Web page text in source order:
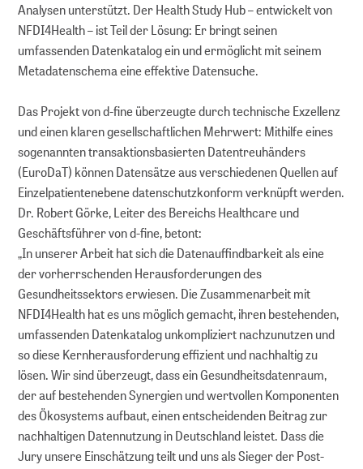
Analysen unterstützt. Der Health Study Hub – entwickelt von
NFDI4Health – ist Teil der Lösung: Er bringt seinen
umfassenden Datenkatalog ein und ermöglicht mit seinem
Metadatenschema eine effektive Datensuche.
Das Projekt von d-fine überzeugte durch technische Exzellenz
und einen klaren gesellschaftlichen Mehrwert: Mithilfe eines
sogenannten transaktionsbasierten Datentreuhänders
(EuroDaT) können Datensätze aus verschiedenen Quellen auf
Einzelpatientenebene datenschutzkonform verknüpft werden.
Dr. Robert Görke, Leiter des Bereichs Healthcare und
Geschäftsführer von d-fine, betont:
„In unserer Arbeit hat sich die Datenauffindbarkeit als eine
der vorherrschenden Herausforderungen des
Gesundheitssektors erwiesen. Die Zusammenarbeit mit
NFDI4Health hat es uns möglich gemacht, ihren bestehenden,
umfassenden Datenkatalog unkompliziert nachzunutzen und
so diese Kernherausforderung effizient und nachhaltig zu
lösen. Wir sind überzeugt, dass ein Gesundheitsdatenraum,
der auf bestehenden Synergien und wertvollen Komponenten
des Ökosystems aufbaut, einen entscheidenden Beitrag zur
nachhaltigen Datennutzung in Deutschland leistet. Dass die
Jury unsere Einschätzung teilt und uns als Sieger der Post-